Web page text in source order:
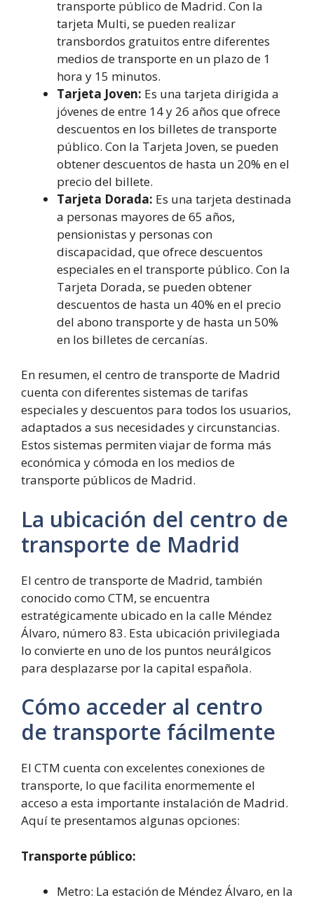
transporte público de Madrid. Con la
tarjeta Multi, se pueden realizar
transbordos gratuitos entre diferentes
medios de transporte en un plazo de 1
hora y 15 minutos.
Tarjeta Joven: Es una tarjeta dirigida a
jóvenes de entre 14 y 26 años que ofrece
descuentos en los billetes de transporte
público. Con la Tarjeta Joven, se pueden
obtener descuentos de hasta un 20% en el
precio del billete.
Tarjeta Dorada: Es una tarjeta destinada
a personas mayores de 65 años,
pensionistas y personas con
discapacidad, que ofrece descuentos
especiales en el transporte público. Con la
Tarjeta Dorada, se pueden obtener
descuentos de hasta un 40% en el precio
del abono transporte y de hasta un 50%
en los billetes de cercanías.
En resumen, el centro de transporte de Madrid
cuenta con diferentes sistemas de tarifas
especiales y descuentos para todos los usuarios,
adaptados a sus necesidades y circunstancias.
Estos sistemas permiten viajar de forma más
económica y cómoda en los medios de
transporte públicos de Madrid.
La ubicación del centro de
transporte de Madrid
El centro de transporte de Madrid, también
conocido como CTM, se encuentra
estratégicamente ubicado en la calle Méndez
Álvaro, número 83. Esta ubicación privilegiada
lo convierte en uno de los puntos neurálgicos
para desplazarse por la capital española.
Cómo acceder al centro
de transporte fácilmente
El CTM cuenta con excelentes conexiones de
transporte, lo que facilita enormemente el
acceso a esta importante instalación de Madrid.
Aquí te presentamos algunas opciones:
Transporte público:
Metro: La estación de Méndez Álvaro, en la